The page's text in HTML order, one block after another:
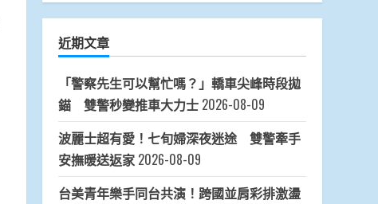
近期文章
「警察先生可以幫忙嗎？」轎車尖峰時段拋
錨 雙警秒變推車大力士 2026-08-09
波麗士超有愛！七旬婦深夜迷途 雙警牽手
安撫暖送返家 2026-08-09
台美青年樂手同台共演！跨國並肩彩排激盪